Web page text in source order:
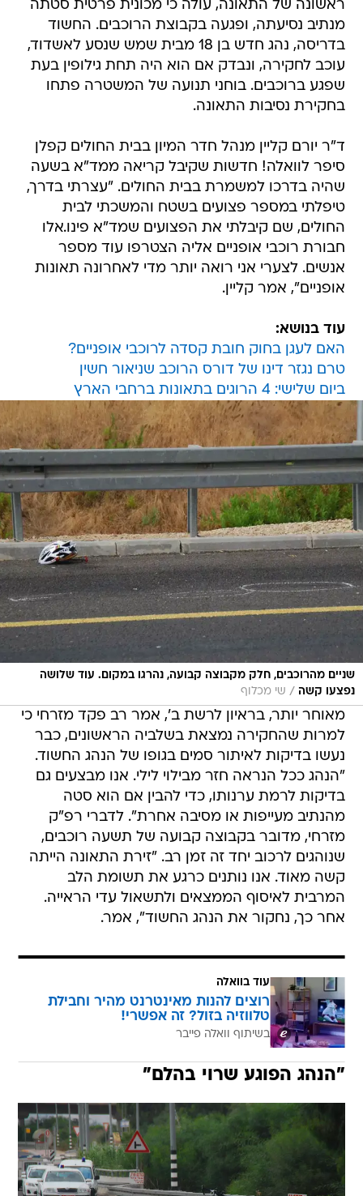
ראשונה של התאונה, עולה כי מכונית פרטית סטתה
מנתיב נסיעתה, ופגעה בקבוצת הרוכבים. החשוד
בדריסה, נהג חדש בן 18 מבית שמש שנסע לאשדוד,
עוכב לחקירה, ונבדק אם הוא היה תחת גילופין בעת
שפגע ברוכבים. בוחני תנועה של המשטרה פתחו
בחקירת נסיבות התאונה.
ד"ר יורם קליין מנהל חדר המיון בבית החולים קפלן
סיפר לוואלה! חדשות שקיבל קריאה ממד"א בשעה
שהיה בדרכו למשמרת בבית החולים. "עצרתי בדרך,
טיפלתי במספר פצועים בשטח והמשכתי לבית
החולים, שם קיבלתי את הפצועים שמד"א פינו.אלו
חבורת רוכבי אופניים אליה הצטרפו עוד מספר
אנשים. לצערי אני רואה יותר מדי לאחרונה תאונות
אופניים", אמר קליין.
עוד בנושא:
האם לעגן בחוק חובת קסדה לרוכבי אופניים?
טרם נגזר דינו של דורס הרוכב שניאור חשין
ביום שלישי: 4 הרוגים בתאונות ברחבי הארץ
שניים מהרוכבים, חלק מקבוצה קבועה, נהרגו במקום. עוד שלושה
נפצעו קשה / שי מכלוף
מאוחר יותר, בראיון לרשת ב', אמר רב פקד מזרחי כי
למרות שהחקירה נמצאת בשלביה הראשונים, כבר
נעשו בדיקות לאיתור סמים בגופו של הנהג החשוד.
"הנהג ככל הנראה חזר מבילוי לילי. אנו מבצעים גם
בדיקות לרמת ערנותו, כדי להבין אם הוא סטה
מהנתיב מעייפות או מסיבה אחרת". לדברי רפ"ק
מזרחי, מדובר בקבוצה קבועה של תשעה רוכבים,
שנוהגים לרכוב יחד זה זמן רב. "זירת התאונה הייתה
קשה מאוד. אנו נותנים כרגע את תשומת הלב
המרבית לאיסוף הממצאים ולתשאול עדי הראייה.
אחר כך, נחקור את הנהג החשוד", אמר.
עוד בוואלה
רוצים להנות מאינטרנט מהיר וחבילת
טלווזיה בזול? זה אפשרי!
בשיתוף וואלה פייבר
"הנהג הפוגע שרוי בהלם"